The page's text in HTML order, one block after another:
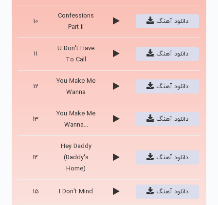
10
Confessions
Part Ii
دانلود آهنگ
11
U Don't Have
To Call
دانلود آهنگ
12
You Make Me
Wanna
دانلود آهنگ
13
You Make Me
Wanna...
دانلود آهنگ
14
Hey Daddy
(Daddy's
Home)
دانلود آهنگ
15 I Don't Mind دانلود آهنگ